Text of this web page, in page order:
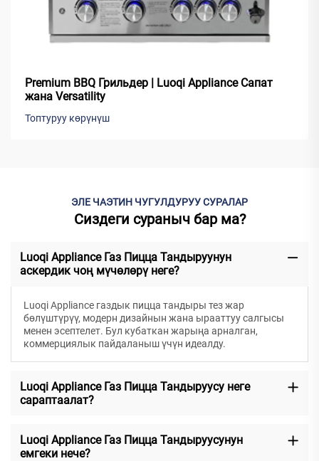
Premium BBQ Грильдер | Luoqi Appliance Сапат
жана Versatility
Топтуруу көрүнүш
ЭЛЕ ЧАЭТИН ЧУГУЛДУРУУ СУРАЛАР
Сиздеги сураныч бар ма?
Luoqi Appliance Газ Пицца Тандыруунун
аскердик чоң мүчөлөрү неге?
Luoqi Appliance газдык пицца тандыры тез жар
бөлүштүрүү, модерн дизайнын жана ырааттуу салгысы
менен эсептелет. Бул кубаткан жарыңа арналган,
коммерциялык пайдаланыш үчүн идеалду.
Luoqi Appliance Газ Пицца Тандыруусу неге
сараптаалат?
Luoqi Appliance Газ Пицца Тандыруусунун
емгеки нече?